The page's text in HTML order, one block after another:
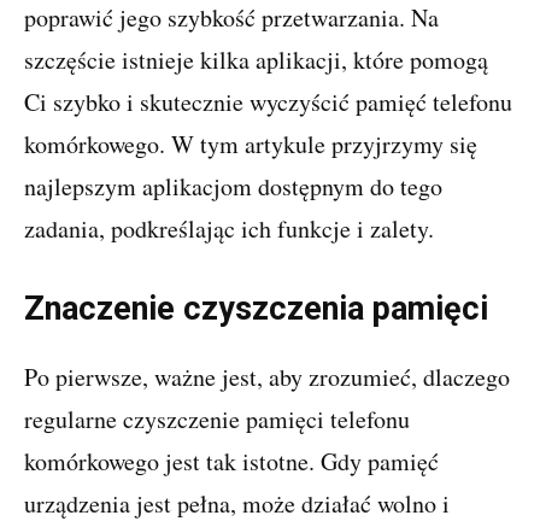
poprawić jego szybkość przetwarzania. Na
szczęście istnieje kilka aplikacji, które pomogą
Ci szybko i skutecznie wyczyścić pamięć telefonu
komórkowego. W tym artykule przyjrzymy się
najlepszym aplikacjom dostępnym do tego
zadania, podkreślając ich funkcje i zalety.
Znaczenie czyszczenia pamięci
Po pierwsze, ważne jest, aby zrozumieć, dlaczego
regularne czyszczenie pamięci telefonu
komórkowego jest tak istotne. Gdy pamięć
urządzenia jest pełna, może działać wolno i